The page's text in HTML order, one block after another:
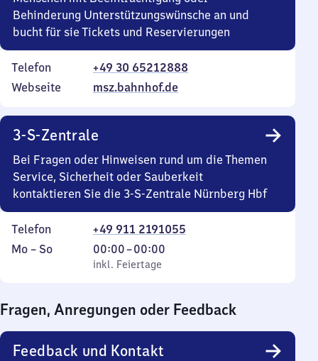
Behinderung Unterstützungswünsche an und
bucht für sie Tickets und Reservierungen
Telefon
+49 30 65212888
Webseite
msz.bahnhof.de
3-S-Zentrale
Bei Fragen oder Hinweisen rund um die Themen
Service, Sicherheit oder Sauberkeit
kontaktieren Sie die 3-S-Zentrale Nürnberg Hbf
Telefon
+49 911 2191055
Montag
Mo – So,
inkl. Feiertage
00:00–00:00
Von
0
0
Uhr
inkl. Feiertage
Fragen, Anregungen oder Feedback
Feedback und Kontakt